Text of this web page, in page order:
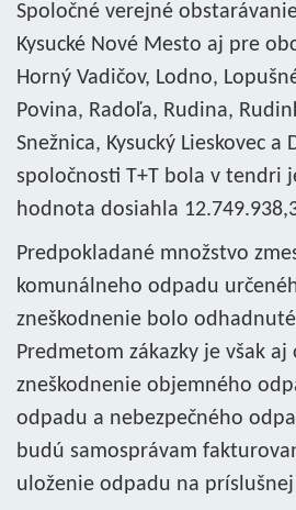
Spoločné verejné
Kysucké Nové Mesto aj pre
Horný Vadičov, Lodno,
Povina, Radoľa, Rudina,
Snežnica, Kysucký Lieskovec a
spoločnosti T+T bola v tendri
hodnota dosiahla
Predpokladané množstvo
komunálneho odpadu
zneškodnenie bolo
Predmetom zákazky je však aj
zneškodnenie objemného
odpadu a nebezpečného
budú samosprávam
uloženie odpadu na príslušnej